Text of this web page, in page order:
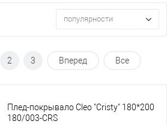
популярности
2 3 Вперед Все
Плед-покрывало Cleo "Cristy" 180*200
180/003-CRS